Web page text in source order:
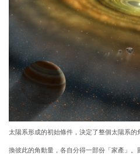
太陽系形成的初始條件，決定了整個太陽系
換彼此的角動量，各自分得一部份「家產」。